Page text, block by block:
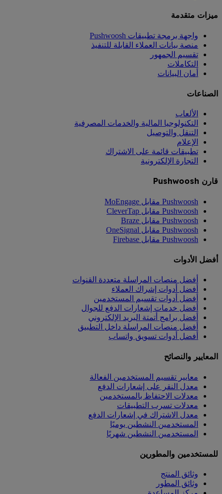
ميزات متقدمة
واجهة برمجة تطبيقات Pushwoosh
منصة بيانات العملاء القابلة للتنفيذ
تقسيم الجمهور
التكاملات
أمان البيانات
الصناعات
الألعاب
التكنولوجيا المالية والخدمات المصرفية
التنقل والتوصيل
الإعلام
تطبيقات قائمة على الاشتراك
التجارة الإلكترونية
قارن Pushwoosh
Pushwoosh مقابل MoEngage
Pushwoosh مقابل CleverTap
Pushwoosh مقابل Braze
Pushwoosh مقابل OneSignal
Pushwoosh مقابل Firebase
أفضل الأدوات
أفضل منصات المراسلة متعددة القنوات
أفضل أدوات إشراك العملاء
أفضل أدوات تقسيم المستخدمين
أفضل خدمات إشعارات الدفع للجوال
أفضل برامج أتمتة البريد الإلكتروني
أفضل منصات المراسلة داخل التطبيق
أفضل أدوات تسويق واتساب
المعايير والنصائح
معايير تقسيم المستخدمين الفعالة
معدل النقر على إشعارات الدفع
معدلات الاحتفاظ بالمستخدمين
معدلات تسرب التطبيقات
معدل الاشتراك في إشعارات الدفع
المستخدمين النشطين يوميًا
المستخدمين النشطين شهريًا
للمستخدمين والمطورين
وثائق المنتج
وثائق المطور